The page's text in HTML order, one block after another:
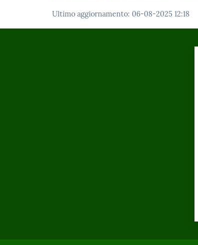
Ultimo aggiornamento: 06-08-2025 12:18